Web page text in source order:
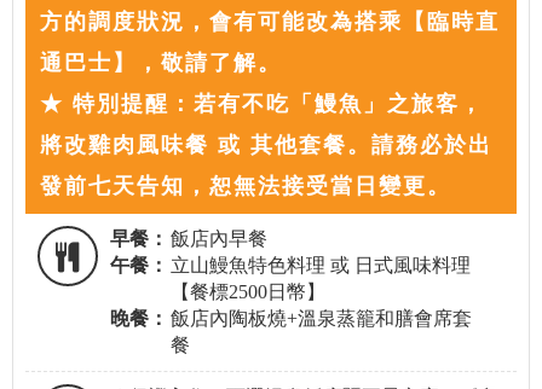
方的調度狀況，會有可能改為搭乘【臨時直
通巴士】，敬請了解。
★ 特別提醒：若有不吃「鰻魚」之旅客，
將改雞肉風味餐 或 其他套餐。請務必於出
發前七天告知，恕無法接受當日變更。
早餐： 飯店內早餐
午餐： 立山鰻魚特色料理 或 日式風味料理
【餐標2500日幣】
晚餐： 飯店內陶板燒+溫泉蒸籠和膳會席套
餐